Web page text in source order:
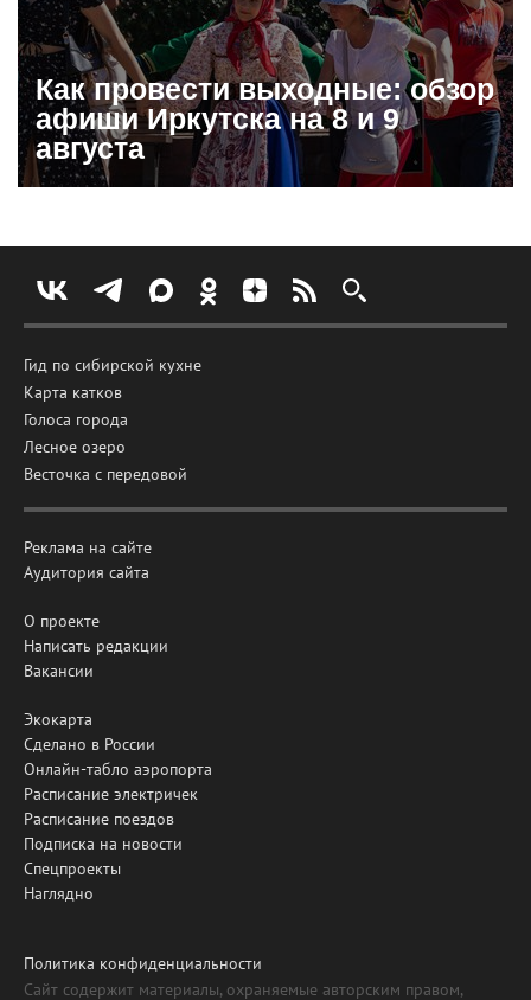
Как провести выходные: обзор
афиши Иркутска на 8 и 9
августа
Гид по сибирской кухне
Карта катков
Голоса города
Лесное озеро
Весточка с передовой
Реклама на сайте
Аудитория сайта
О проекте
Написать редакции
Вакансии
Экокарта
Сделано в России
Онлайн-табло аэропорта
Расписание электричек
Расписание поездов
Подписка на новости
Спецпроекты
Наглядно
Политика конфиденциальности
Сайт содержит материалы, охраняемые авторским правом,